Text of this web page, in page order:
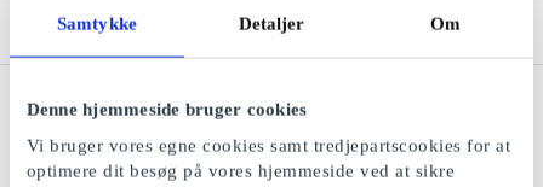
Samtykke Detaljer Om
Denne hjemmeside bruger cookies
Vi bruger vores egne cookies samt tredjepartscookies for at
optimere dit besøg på vores hjemmeside ved at sikre
makeup og hårprodukter
bedste råvarer